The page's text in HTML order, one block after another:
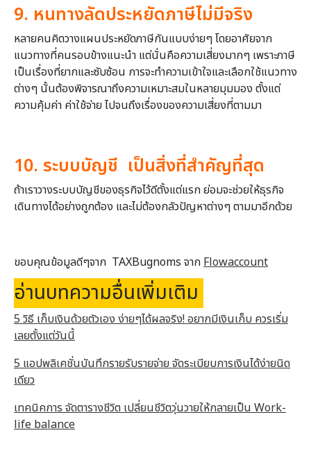
9. หนทางลัดประหยัดภาษีไม่มีจริง
หลายคนคิดวางแผนประหยัดภาษีกันแบบง่ายๆ โดยอาศัยจาก
แนวทางที่คนรอบข้างแนะนำ แต่นั่นคือความเสี่ยงมากๆ เพราะภาษี
เป็นเรื่องที่ยากและซับซ้อน การจะทำความเข้าใจและเลือกใช้แนวทาง
ต่างๆ นั้นต้องพิจารณาถึงความเหมาะสมในหลายมุมมอง ตั้งแต่
ความคุ้มค่า ค่าใช้จ่าย ไปจนถึงเรื่องของความเสี่ยงที่ตามมา
10. ระบบบัญชี เป็นสิ่งที่สำคัญที่สุด
ถ้าเราวางระบบบัญชีของธุรกิจไว้ดีตั้งแต่แรก ย่อมจะช่วยให้ธุรกิจ
เดินทางได้อย่างถูกต้อง และไม่ต้องกลัวปัญหาต่างๆ ตามมาอีกด้วย
ขอบคุณข้อมูลดีๆจาก TAXBugnoms จาก Flowaccount
อ่านบทความอื่นเพิ่มเติม
5 วิธี เก็บเงินด้วยตัวเอง ง่ายๆได้ผลจริง! อยากมีเงินเก็บ ควรเริ่ม
เลยตั้งแต่วันนี้
5 แอปพลิเคชั่นบันทึกรายรับรายจ่าย จัดระเบียบการเงินได้ง่ายนิด
เดียว
เทคนิคการ จัดตารางชีวิต เปลี่ยนชีวิตวุ่นวายให้กลายเป็น Work-
life balance